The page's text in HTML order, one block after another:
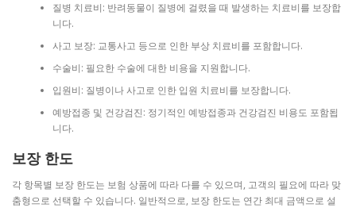
질병 치료비: 반려동물이 질병에 걸렸을 때 발생하는 치료비를 보장합
니다.
사고 보장: 교통사고 등으로 인한 부상 치료비를 포함합니다.
수술비: 필요한 수술에 대한 비용을 지원합니다.
입원비: 질병이나 사고로 인한 입원 치료비를 보장합니다.
예방접종 및 건강검진: 정기적인 예방접종과 건강검진 비용도 포함됩
니다.
보장 한도
각 항목별 보장 한도는 보험 상품에 따라 다를 수 있으며, 고객의 필요에 따라 맞
춤형으로 선택할 수 있습니다. 일반적으로, 보장 한도는 연간 최대 금액으로 설